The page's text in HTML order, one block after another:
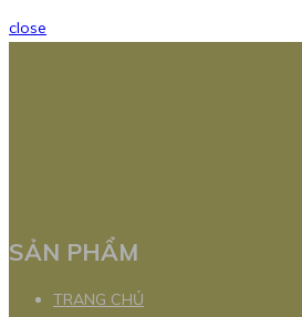
close
SẢN PHẨM
TRANG CHỦ